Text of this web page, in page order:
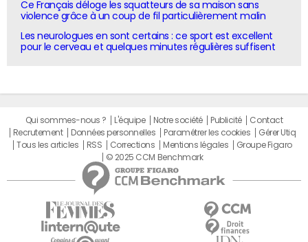
Ce Français déloge les squatteurs de sa maison sans
violence grâce à un coup de fil particulièrement malin
Les neurologues en sont certains : ce sport est excellent
pour le cerveau et quelques minutes régulières suffisent
Qui sommes-nous ? L'équipe Notre société Publicité
Contact
Recrutement
Données personnelles Paramétrer les cookies
Gérer Utiq
Tous les articles
RSS Corrections Mentions légales
Groupe Figaro
© 2025 CCM Benchmark